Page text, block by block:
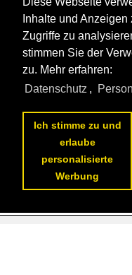
Inhalte und
Zugriffe zu
stimmen Sie der
zu. Mehr erfahren:
Datenschutz ,
Ich stimme zu und
erlaube
personalisierte
Werbung